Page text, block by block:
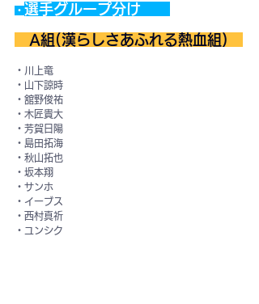
・ 選手グループ分け
A組(漢らしさあふれる熱血組)
・川上竜
・山下諒時
・舘野俊祐
・木匠貴大
・芳賀日陽
・島田拓海
・秋山拓也
・坂本翔
・サンホ
・イーブス
・西村真祈
・ユンシク